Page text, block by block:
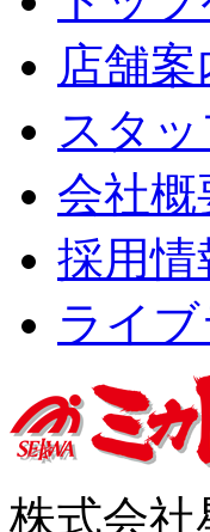
店舗案
スタ
会社概
採用情
ライブ
株式会